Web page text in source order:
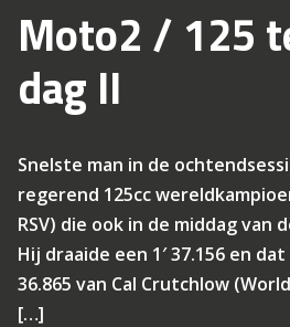
Moto2 / 125
dag II
Snelste man in de
regerend 125cc
RSV) die ook in de middag
Hij draaide een 1′ 37.156 en
36.865 van Cal Crutchlow
[…]